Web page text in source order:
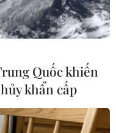
với Tổng cục
Quốc khiến
khẩn cấp